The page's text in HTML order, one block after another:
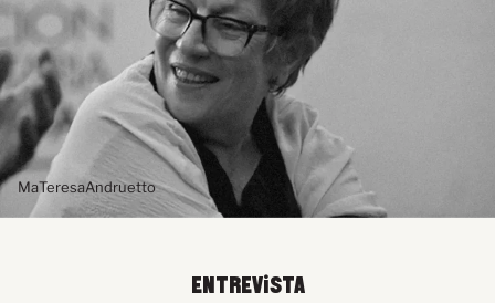
MaTeresaAndruetto
ENTREVISTA